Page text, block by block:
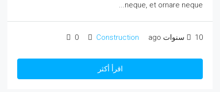
neque, et ornare neque...
10 سنوات ago Construction
0
اقرأ أكثر